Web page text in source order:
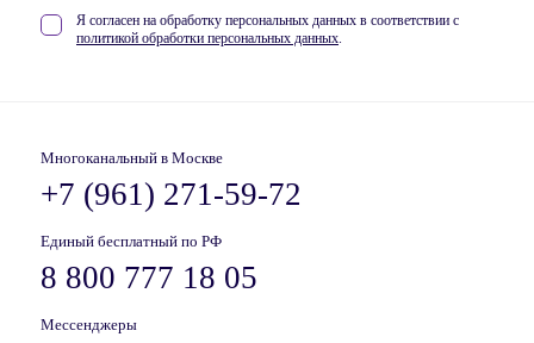
Я согласен на обработку персональных данных в соответствии с
политикой обработки персональных данных.
Многоканальный в Москве
+7 (961) 271-59-72
Единый бесплатный по РФ
8 800 777 18 05
Мессенджеры